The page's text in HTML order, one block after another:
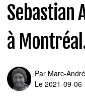
Sebastian
à
Par Marc-
Le 2021-09-06